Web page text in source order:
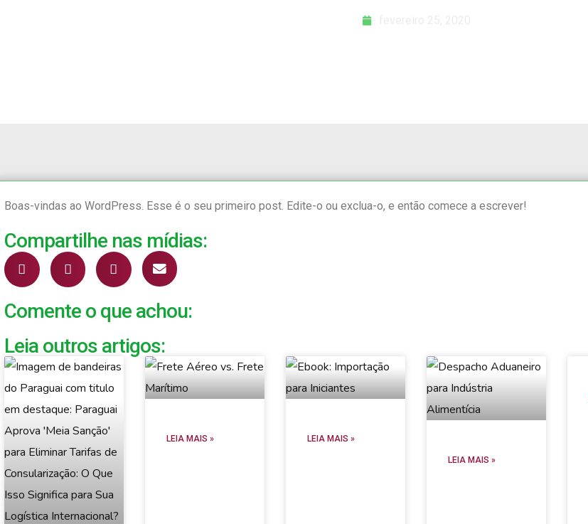
Boas-vindas ao WordPress. Esse é o seu primeiro post. Edite-o ou exclua-o, e então comece a escrever!
Compartilhe nas mídias:
Comente o que achou:
Leia outros artigos:
LEIA MAIS » LEIA MAIS »
LEIA MAIS »